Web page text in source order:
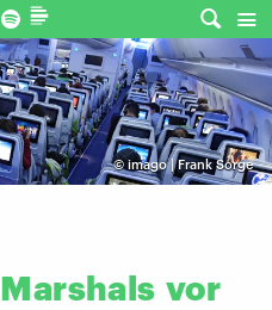
© imago | Frank Sorge
Marshals vor